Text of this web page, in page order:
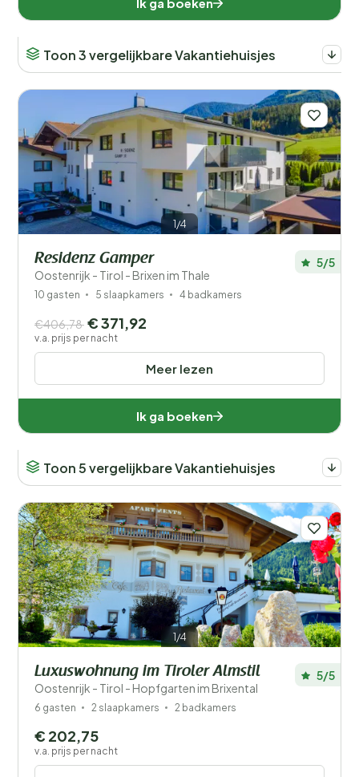
Toon 3 vergelijkbare Vakantiehuisjes
1/4
Residenz Gamper
Oostenrijk - Tirol - Brixen im Thale
5/5
10 gasten 5 slaapkamers 4 badkamers
Meer lezen
€406,78 € 371,92
v.a. prijs per nacht
Ik ga boeken
Toon 5 vergelijkbare Vakantiehuisjes
1/4
Luxuswohnung im Tiroler Almstil
Oostenrijk - Tirol - Hopfgarten im Brixental
5/5
6 gasten 2 slaapkamers 2 badkamers
€ 202,75
v.a. prijs per nacht